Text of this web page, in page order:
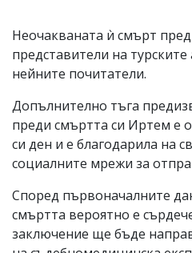
Неочакваната ѝ смърт
представители на
нейните почитатели.
Допълнително тъга
преди смъртта си Иртем е
си ден и е благодарила на
социалните мрежи за
Според първоначалните
смъртта вероятно е
заключение ще бъде